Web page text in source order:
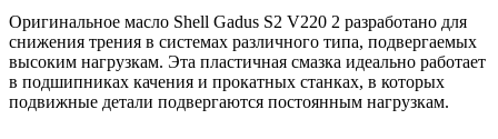
Оригинальное масло Shell Gadus S2 V220 2 разработано для
снижения трения в системах различного типа, подвергаемых
высоким нагрузкам. Эта пластичная смазка идеально работает
в подшипниках качения и прокатных станках, в которых
подвижные детали подвергаются постоянным нагрузкам.